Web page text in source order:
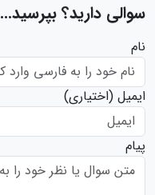
سوالی دارید؟ بپرسید...
نام
ایمیل (اختیاری)
پیام